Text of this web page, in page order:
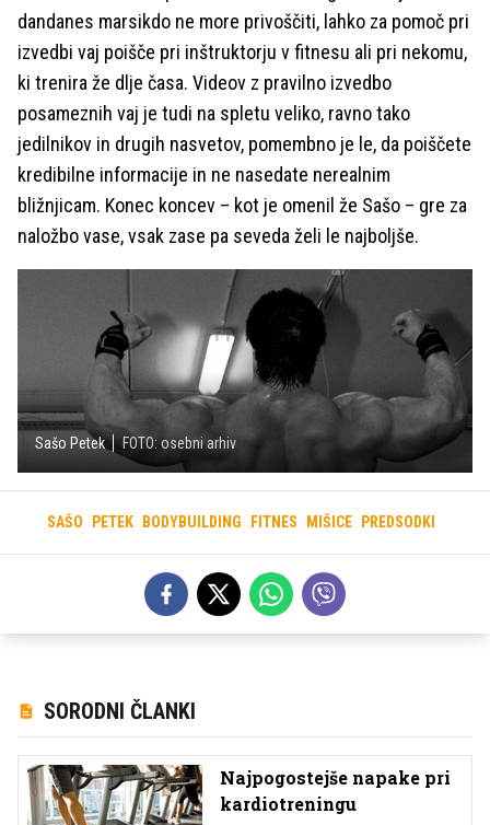
dandanes marsikdo ne more privoščiti, lahko za pomoč pri
izvedbi vaj poišče pri inštruktorju v fitnesu ali pri nekomu,
ki trenira že dlje časa. Videov z pravilno izvedbo
posameznih vaj je tudi na spletu veliko, ravno tako
jedilnikov in drugih nasvetov, pomembno je le, da poiščete
kredibilne informacije in ne nasedate nerealnim
bližnjicam. Konec koncev – kot je omenil že Sašo – gre za
naložbo vase, vsak zase pa seveda želi le najboljše.
Sašo Petek FOTO: osebni arhiv
SAŠO PETEK BODYBUILDING FITNES MIŠICE PREDSODKI
SORODNI ČLANKI
Najpogostejše napake pri
kardiotreningu